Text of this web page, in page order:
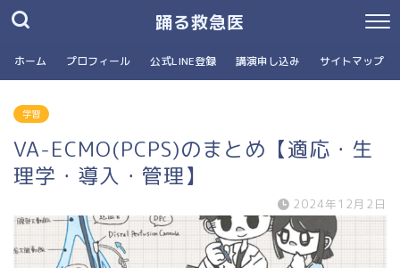
踊る救急医
ホーム プロフィール 公式LINE登録 講演申し込み サイトマップ
学習
VA-ECMO(PCPS)のまとめ【適応・生
理学・導入・管理】
2024年12月2日